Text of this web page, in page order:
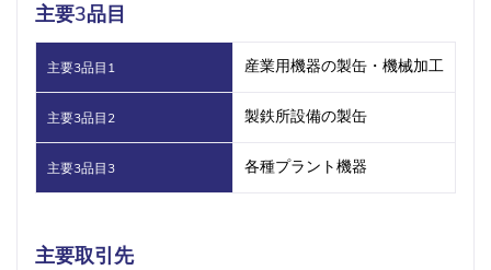
主要3品目
主要3品目1 産業用機器の製缶・機械加工
主要3品目2 製鉄所設備の製缶
主要3品目3 各種プラント機器
主要取引先